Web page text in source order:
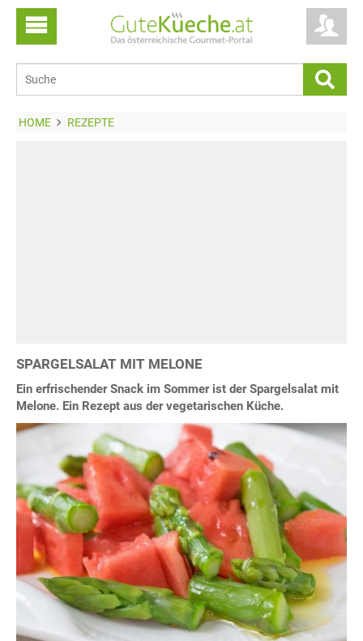
HOME REZEPTE
SPARGELSALAT MIT MELONE
Ein erfrischender Snack im Sommer ist der Spargelsalat mit
Melone. Ein Rezept aus der vegetarischen Küche.